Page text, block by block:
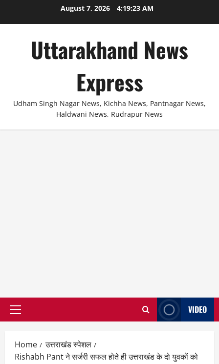
August 7, 2026 4:19:23 AM
Uttarakhand News
Express
Udham Singh Nagar News, Kichha News, Pantnagar News,
Haldwani News, Rudrapur News
Primary
VIDEO
Home
उत्तराखंड स्पेशल
Rishabh Pant ने सर्जरी सफल होते ही उत्तराखंड के दो युवकों को